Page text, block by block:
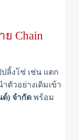
Chain
ลิ้งโซ่ เช่น แตก
ตัวอย่างเดิมเข้า
) จำกัดพร้อม